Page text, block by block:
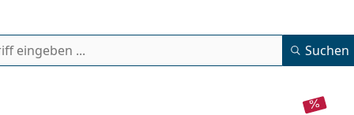
Suchen